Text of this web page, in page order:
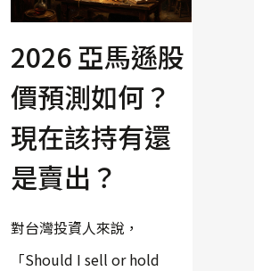
2026 亞馬遜股
價預測如何？
現在該持有還
是賣出？
對台灣投資人來說，
「Should I sell or hold